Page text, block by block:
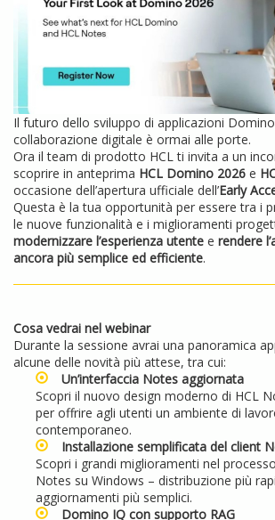
Il futuro dello sviluppo di applicazioni
collaborazione digitale è ormai alle porte.
Ora il team di prodotto HCL ti invita a un
scoprire in anteprima HCL Domino 2026 e
occasione dell’apertura ufficiale dell’Early
Questa è la tua opportunità per essere tra i
le nuove funzionalità e i miglioramenti
modernizzare l’esperienza utente e rendere
ancora più semplice ed efficiente.
Cosa vedrai nel webinar
Durante la sessione avrai una panoramica
alcune delle novità più attese, tra cui:
Un’interfaccia Notes aggiornata
Scopri il nuovo design moderno di HCL
per offrire agli utenti un ambiente di
contemporaneo.
Installazione semplificata del client
Scopri i grandi miglioramenti nel
Notes su Windows – distribuzione più
aggiornamenti più semplici.
Domino IQ con supporto RAG